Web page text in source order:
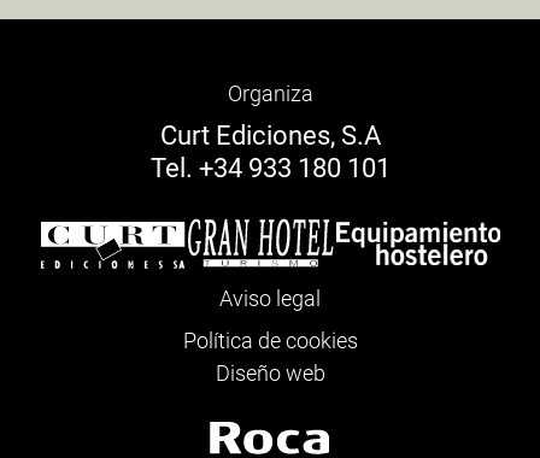
Organiza
Curt Ediciones, S.A
Tel. +34 933 180 101
Aviso legal
Política de cookies
Diseño web